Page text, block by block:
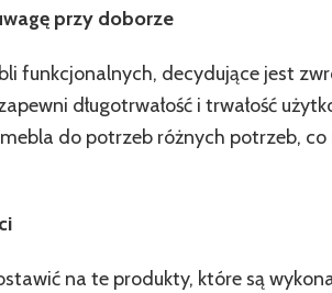
przy doborze
funkcjonalnych, decydujące jest
długotrwałość i trwałość
do potrzeb różnych potrzeb,
na te produkty, które są